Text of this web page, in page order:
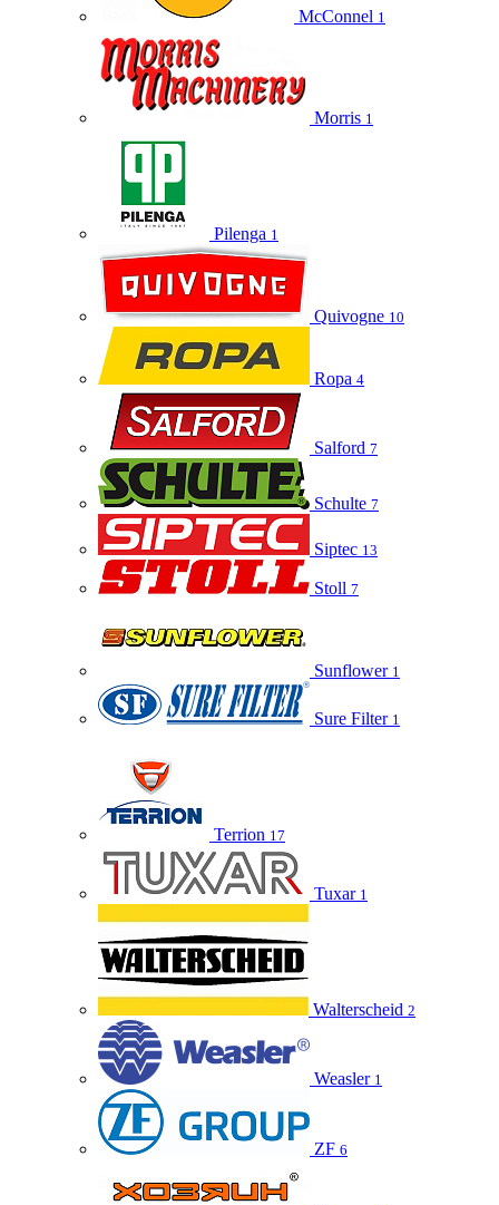
McConnel 1
Morris 1
Pilenga 1
Quivogne 10
Ropa 4
Salford 7
Schulte 7
Siptec 13
Stoll 7
Sunflower 1
Sure Filter 1
Terrion 17
Tuxar 1
Walterscheid 2
Weasler 1
ZF 6